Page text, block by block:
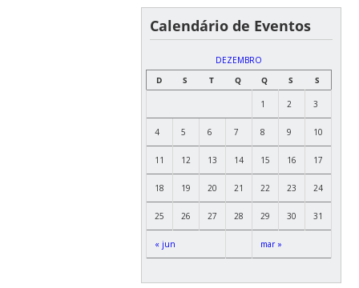
Calendário de Eventos
DEZEMBRO
D
S T Q Q S S
« jun mar »
1 2 3
4 5 6 7 8 9 10
11 12 13 14 15 16 17
18 19 20 21 22 23 24
25 26 27 28 29 30 31